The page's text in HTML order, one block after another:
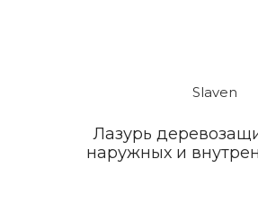
Slaven
Лазурь
наружных и